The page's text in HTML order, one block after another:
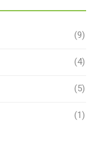
(9)
(4)
(5)
(1)